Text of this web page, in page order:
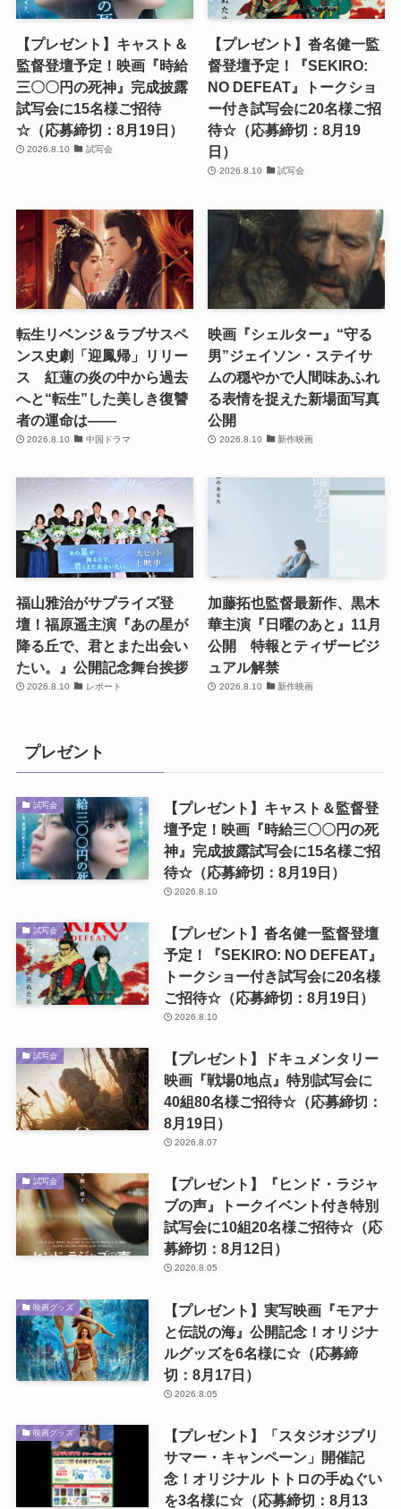
【プレゼント】キャスト＆
監督登壇予定！映画『時給
三〇〇円の死神』完成披露
試写会に15名様ご招待
☆（応募締切：8月19日）
2026.8.10 試写会
【プレゼント】沓名健一監
督登壇予定！『SEKIRO:
NO DEFEAT』トークショ
ー付き試写会に20名様ご招
待☆（応募締切：8月19
日）
2026.8.10 試写会
転生リベンジ＆ラブサスペ
ンス史劇「迎鳳帰」リリー
ス 紅蓮の炎の中から過去
へと“転生”した美しき復讐
者の運命は――
2026.8.10 中国ドラマ
映画『シェルター』“守る
男”ジェイソン・ステイサ
ムの穏やかで人間味あふれ
る表情を捉えた新場面写真
公開
2026.8.10 新作映画
福山雅治がサプライズ登
壇！福原遥主演『あの星が
降る丘で、君とまた出会い
たい。』公開記念舞台挨拶
2026.8.10 レポート
加藤拓也監督最新作、黒木
華主演『日曜のあと』11月
公開 特報とティザービジ
ュアル解禁
2026.8.10 新作映画
プレゼント
試写会
【プレゼント】キャスト＆監督登
壇予定！映画『時給三〇〇円の死
神』完成披露試写会に15名様ご招
待☆（応募締切：8月19日）
2026.8.10
試写会
【プレゼント】沓名健一監督登壇
予定！『SEKIRO: NO DEFEAT』
トークショー付き試写会に20名様
ご招待☆（応募締切：8月19日）
2026.8.10
試写会
【プレゼント】ドキュメンタリー
映画『戦場0地点』特別試写会に
40組80名様ご招待☆（応募締切：
8月19日）
2026.8.07
試写会
【プレゼント】『ヒンド・ラジャ
ブの声』トークイベント付き特別
試写会に10組20名様ご招待☆（応
募締切：8月12日）
2026.8.05
映画グッズ
【プレゼント】実写映画『モアナ
と伝説の海』公開記念！オリジナ
ルグッズを6名様に☆（応募締
切：8月17日）
2026.8.05
映画グッズ
【プレゼント】「スタジオジブリ
サマー・キャンペーン」開催記
念！オリジナル トトロの手ぬぐい
を3名様に☆（応募締切：8月13